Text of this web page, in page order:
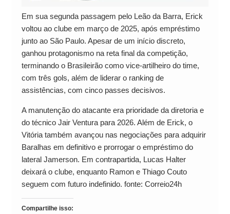
Em sua segunda passagem pelo Leão da Barra, Erick
voltou ao clube em março de 2025, após empréstimo
junto ao São Paulo. Apesar de um início discreto,
ganhou protagonismo na reta final da competição,
terminando o Brasileirão como vice-artilheiro do time,
com três gols, além de liderar o ranking de
assistências, com cinco passes decisivos.
A manutenção do atacante era prioridade da diretoria e
do técnico Jair Ventura para 2026. Além de Erick, o
Vitória também avançou nas negociações para adquirir
Baralhas em definitivo e prorrogar o empréstimo do
lateral Jamerson. Em contrapartida, Lucas Halter
deixará o clube, enquanto Ramon e Thiago Couto
seguem com futuro indefinido. fonte: Correio24h
Compartilhe isso: